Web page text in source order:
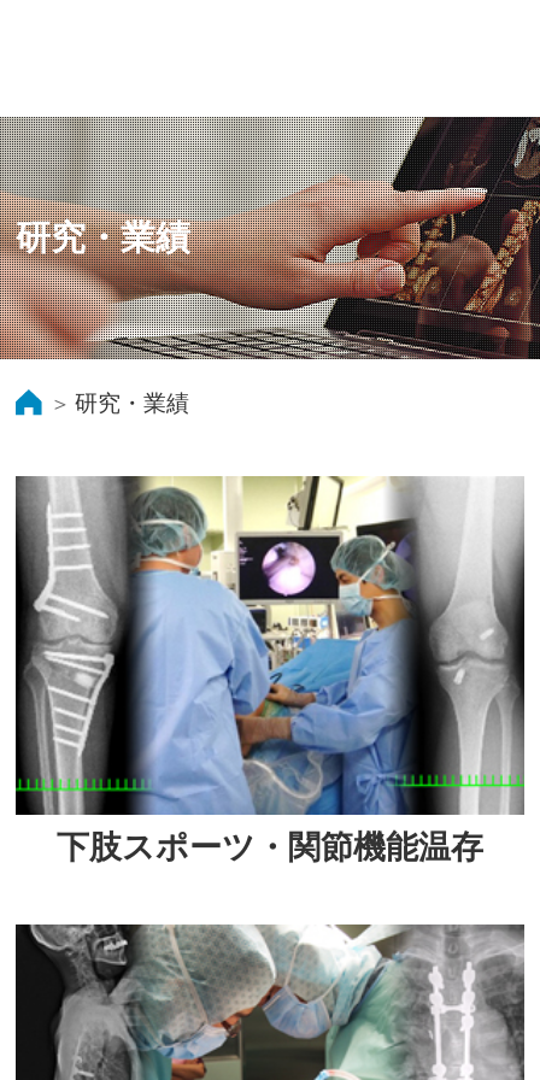
研究・業績
研究・業績
下肢スポーツ・関節機能温存